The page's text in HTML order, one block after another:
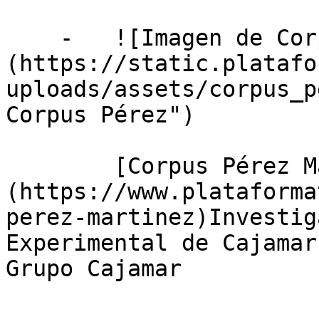
(https://
uploads/assets/
Corpus Pérez")
(https://
perez-
Experimental de
Grupo Cajamar